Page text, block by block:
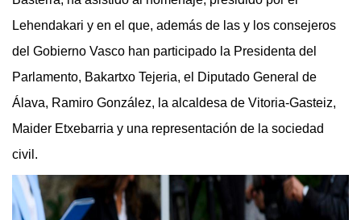
Lehendakari y en el que, además de las y los consejeros
del Gobierno Vasco han participado la Presidenta del
Parlamento, Bakartxo Tejeria, el Diputado General de
Álava, Ramiro González, la alcaldesa de Vitoria-Gasteiz,
Maider Etxebarria y una representación de la sociedad
civil.